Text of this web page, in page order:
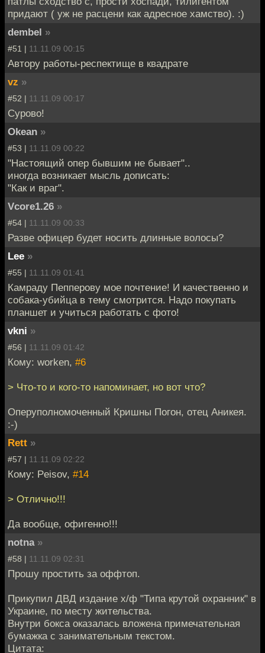
придают ( уж не расцени как адресное хамство). :)
dembel »
#51 | 11.11.09 00:15
Автору работы-респектище в квадрате
vz »
#52 | 11.11.09 00:17
Сурово!
Okean »
#53 | 11.11.09 00:22
"Настоящий опер бывшим не бывает"..
иногда возникает мысль дописать:
"Как и враг".
Vcore1.26 »
#54 | 11.11.09 00:33
Разве офицер будет носить длинные волосы?
Lee »
#55 | 11.11.09 01:41
Камраду Пепперову мое почтение! И качественно и
собака-убийца в тему смотрится. Надо покупать
планшет и учиться работать с фото!
vkni »
#56 | 11.11.09 01:42
Кому: worken, #6
> Что-то и кого-то напоминает, но вот что?
Оперуполномоченный Кришны Погон, отец Аникея.
:-)
Rett »
#57 | 11.11.09 02:22
Кому: Peisov, #14
> Отлично!!!
Да вообще, офигенно!!!
notna »
#58 | 11.11.09 02:31
Прошу простить за оффтоп.
Прикупил ДВД издание х/ф "Типа крутой охранник" в
Украине, по месту жительства.
Внутри бокса оказалась вложена примечательная
бумажка с занимательным текстом.
Цитата: